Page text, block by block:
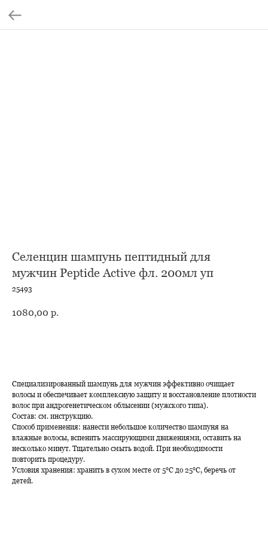
Селенцин шампунь пептидный для
мужчин Peptide Active фл. 200мл уп
25493
1080,00 р.
Специализированный шампунь для мужчин эффективно очищает
волосы и обеспечивает комплексную защиту и восстановление плотности
волос при андрогенетическом облысении (мужского типа).
Состав: см. инструкцию.
Способ применения: нанести небольшое количество шампуня на
влажные волосы, вспенить массирующими движениями, оставить на
несколько минут. Тщательно смыть водой. При необходимости
повторить процедуру.
Условия хранения: хранить в сухом месте от 5℃ до 25℃, беречь от
детей.